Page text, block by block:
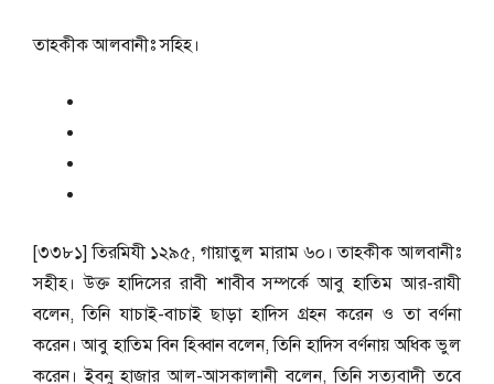
তাহকীক আলবানীঃ সহিহ।
[৩৩৮১] তিরমিযী ১২৯৫, গায়াতুল মারাম ৬০। তাহকীক আলবানীঃ
সহীহ। উক্ত হাদিসের রাবী শাবীব সম্পর্কে আবু হাতিম আর-রাযী
বলেন, তিনি যাচাই-বাচাই ছাড়া হাদিস গ্রহন করেন ও তা বর্ণনা
করেন। আবু হাতিম বিন হিব্বান বলেন, তিনি হাদিস বর্ণনায় অধিক ভুল
করেন। ইবনু হাজার আল-আসকালানী বলেন, তিনি সত্যবাদী তবে